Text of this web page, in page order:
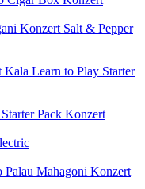
Salt & Pepper
Kala Learn to Play Starter
Pack Konzert
Palau Mahagoni Konzert